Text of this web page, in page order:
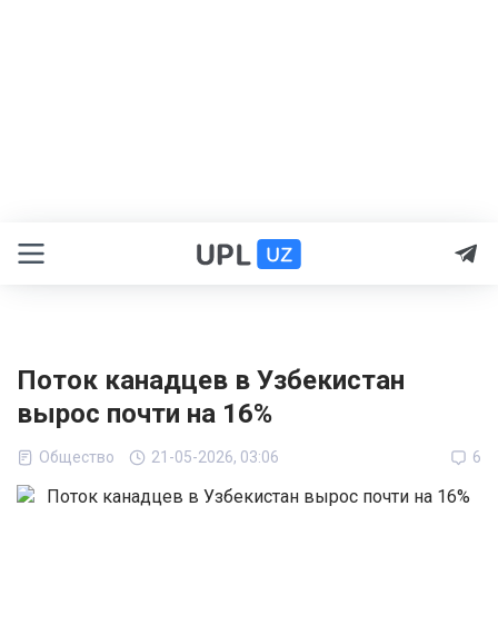
Поток канадцев в Узбекистан
вырос почти на 16%
Общество 21-05-2026, 03:06 6